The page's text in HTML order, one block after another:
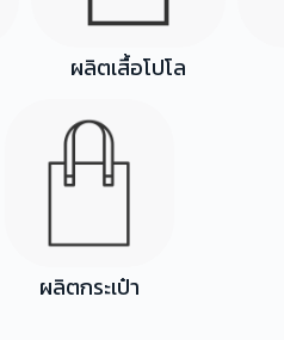
ผลิตเสื้อโปโล
ผลิตกระเป๋า